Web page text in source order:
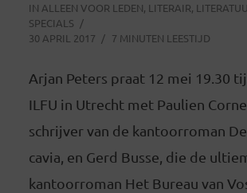
IN ALLEEN VOOR LEDEN, LITERAIR,
SPECIALS
30 APRIL 2017
7 MINUTEN LEESTIJD
Arjan Peters praat 12 mei 19.30
ILFU in Utrecht met Paulien
schrijver van de kantoorroman
cavia, en Gerd Busse, die de
kantoorroman Het Bureau van